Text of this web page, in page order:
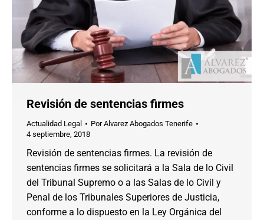
Revisión de sentencias firmes
Actualidad Legal PorAlvarez Abogados Tenerife
4 septiembre, 2018
Revisión de sentencias firmes. La revisión de
sentencias firmes se solicitará a la Sala de lo Civil
del Tribunal Supremo o a las Salas de lo Civil y
Penal de los Tribunales Superiores de Justicia,
conforme a lo dispuesto en la Ley Orgánica del